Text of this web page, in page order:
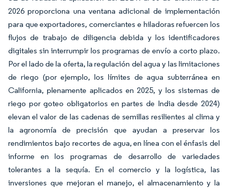
2026 proporciona una ventana adicional de implementación
para que exportadores, comerciantes e hiladoras refuercen los
flujos de trabajo de diligencia debida y los identificadores
digitales sin interrumpir los programas de envío a corto plazo.
Por el lado de la oferta, la regulación del agua y las limitaciones
de riego (por ejemplo, los límites de agua subterránea en
California, plenamente aplicados en 2025, y los sistemas de
riego por goteo obligatorios en partes de India desde 2024)
elevan el valor de las cadenas de semillas resilientes al clima y
la agronomía de precisión que ayudan a preservar los
rendimientos bajo recortes de agua, en línea con el énfasis del
informe en los programas de desarrollo de variedades
tolerantes a la sequía. En el comercio y la logística, las
inversiones que mejoran el manejo, el almacenamiento y la